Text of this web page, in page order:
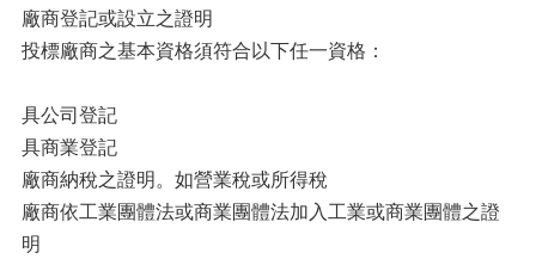
廠商登記或設立之證明
投標廠商之基本資格須符合以下任一資格：
具公司登記
具商業登記
廠商納稅之證明。如營業稅或所得稅
廠商依工業團體法或商業團體法加入工業或商業團體之證
明